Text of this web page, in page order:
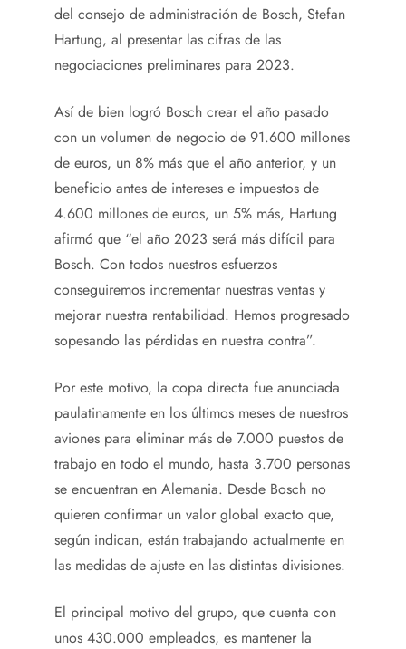
del consejo de administración de Bosch, Stefan
Hartung, al presentar las cifras de las
negociaciones preliminares para 2023.
Así de bien logró Bosch crear el año pasado
con un volumen de negocio de 91.600 millones
de euros, un 8% más que el año anterior, y un
beneficio antes de intereses e impuestos de
4.600 millones de euros, un 5% más, Hartung
afirmó que “el año 2023 será más difícil para
Bosch. Con todos nuestros esfuerzos
conseguiremos incrementar nuestras ventas y
mejorar nuestra rentabilidad. Hemos progresado
sopesando las pérdidas en nuestra contra”.
Por este motivo, la copa directa fue anunciada
paulatinamente en los últimos meses de nuestros
aviones para eliminar más de 7.000 puestos de
trabajo en todo el mundo, hasta 3.700 personas
se encuentran en Alemania. Desde Bosch no
quieren confirmar un valor global exacto que,
según indican, están trabajando actualmente en
las medidas de ajuste en las distintas divisiones.
El principal motivo del grupo, que cuenta con
unos 430.000 empleados, es mantener la